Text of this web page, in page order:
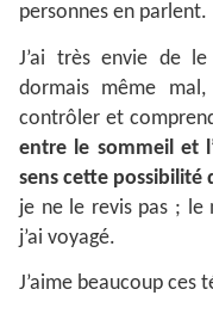
personnes en parlent.
J’ai très envie de
dormais même
contrôler et
entre le sommeil et
sens cette possibilité
je ne le revis pas ; le
j’ai voyagé.
J’aime beaucoup ces